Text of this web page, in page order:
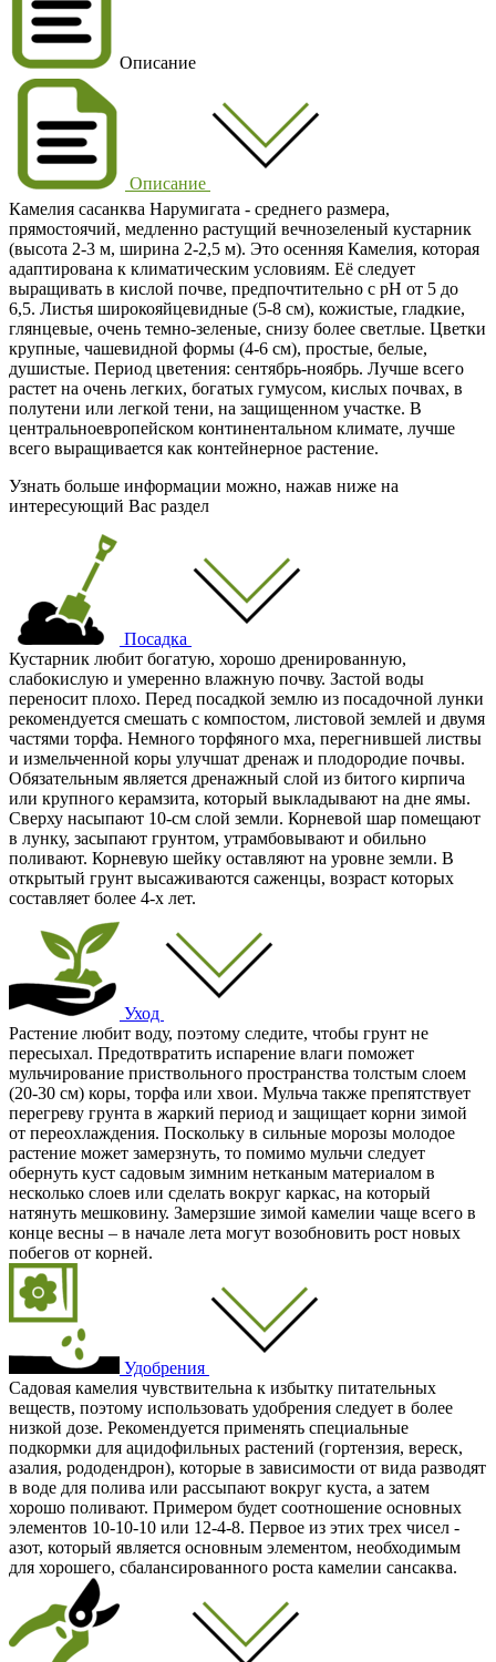
Описание
Описание
Камелия сасанква Нарумигата - среднего размера,
прямостоячий, медленно растущий вечнозеленый кустарник
(высота 2-3 м, ширина 2-2,5 м). Это осенняя Камелия, которая
адаптирована к климатическим условиям. Её следует
выращивать в кислой почве, предпочтительно с pH от 5 до
6,5. Листья широкояйцевидные (5-8 см), кожистые, гладкие,
глянцевые, очень темно-зеленые, снизу более светлые. Цветки
крупные, чашевидной формы (4-6 см), простые, белые,
душистые. Период цветения: сентябрь-ноябрь. Лучше всего
растет на очень легких, богатых гумусом, кислых почвах, в
полутени или легкой тени, на защищенном участке. В
центральноевропейском континентальном климате, лучше
всего выращивается как контейнерное растение.
Узнать больше информации можно, нажав ниже на
интересующий Вас раздел
Посадка
Кустарник любит богатую, хорошо дренированную,
слабокислую и умеренно влажную почву. Застой воды
переносит плохо. Перед посадкой землю из посадочной лунки
рекомендуется смешать с компостом, листовой землей и двумя
частями торфа. Немного торфяного мха, перегнившей листвы
и измельченной коры улучшат дренаж и плодородие почвы.
Обязательным является дренажный слой из битого кирпича
или крупного керамзита, который выкладывают на дне ямы.
Сверху насыпают 10-см слой земли. Корневой шар помещают
в лунку, засыпают грунтом, утрамбовывают и обильно
поливают. Корневую шейку оставляют на уровне земли. В
открытый грунт высаживаются саженцы, возраст которых
составляет более 4-х лет.
Уход
Растение любит воду, поэтому следите, чтобы грунт не
пересыхал. Предотвратить испарение влаги поможет
мульчирование приствольного пространства толстым слоем
(20-30 см) коры, торфа или хвои. Мульча также препятствует
перегреву грунта в жаркий период и защищает корни зимой
от переохлаждения. Поскольку в сильные морозы молодое
растение может замерзнуть, то помимо мульчи следует
обернуть куст садовым зимним нетканым материалом в
несколько слоев или сделать вокруг каркас, на который
натянуть мешковину. Замерзшие зимой камелии чаще всего в
конце весны – в начале лета могут возобновить рост новых
побегов от корней.
Удобрения
Садовая камелия чувствительна к избытку питательных
веществ, поэтому использовать удобрения следует в более
низкой дозе. Рекомендуется применять специальные
подкормки для ацидофильных растений (гортензия, вереск,
азалия, рододендрон), которые в зависимости от вида разводят
в воде для полива или рассыпают вокруг куста, а затем
хорошо поливают. Примером будет соотношение основных
элементов 10-10-10 или 12-4-8. Первое из этих трех чисел -
азот, который является основным элементом, необходимым
для хорошего, сбалансированного роста камелии сансаква.